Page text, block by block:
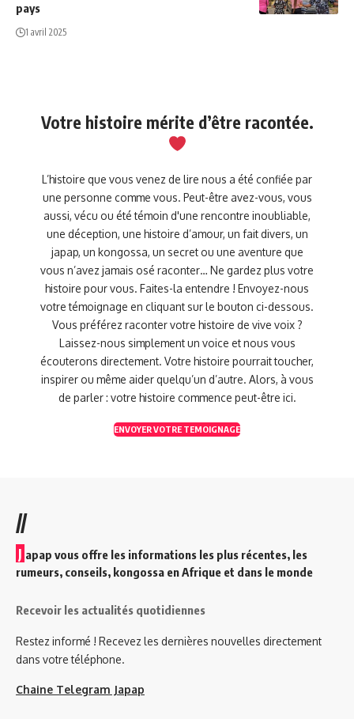
pays
1 avril 2025
Votre histoire mérite d’être racontée.
L’histoire que vous venez de lire nous a été confiée par
une personne comme vous. Peut-être avez-vous, vous
aussi, vécu ou été témoin d'une rencontre inoubliable,
une déception, une histoire d’amour, un fait divers, un
japap, un kongossa, un secret ou une aventure que
vous n’avez jamais osé raconter… Ne gardez plus votre
histoire pour vous. Faites-la entendre ! Envoyez-nous
votre témoignage en cliquant sur le bouton ci-dessous.
Vous préférez raconter votre histoire de vive voix ?
Laissez-nous simplement un voice et nous vous
écouterons directement. Votre histoire pourrait toucher,
inspirer ou même aider quelqu’un d’autre. Alors, à vous
de parler : votre histoire commence peut-être ici.
ENVOYER VOTRE TEMOIGNAGE
//
J apap vous offre les informations les plus récentes, les
rumeurs, conseils, kongossa en Afrique et dans le monde
Recevoir les actualités quotidiennes
Restez informé ! Recevez les dernières nouvelles directement
dans votre téléphone.
Chaine Telegram Japap